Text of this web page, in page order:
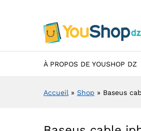
À PROPOS DE YOUSHOP DZ
Accueil » Shop » Baseus